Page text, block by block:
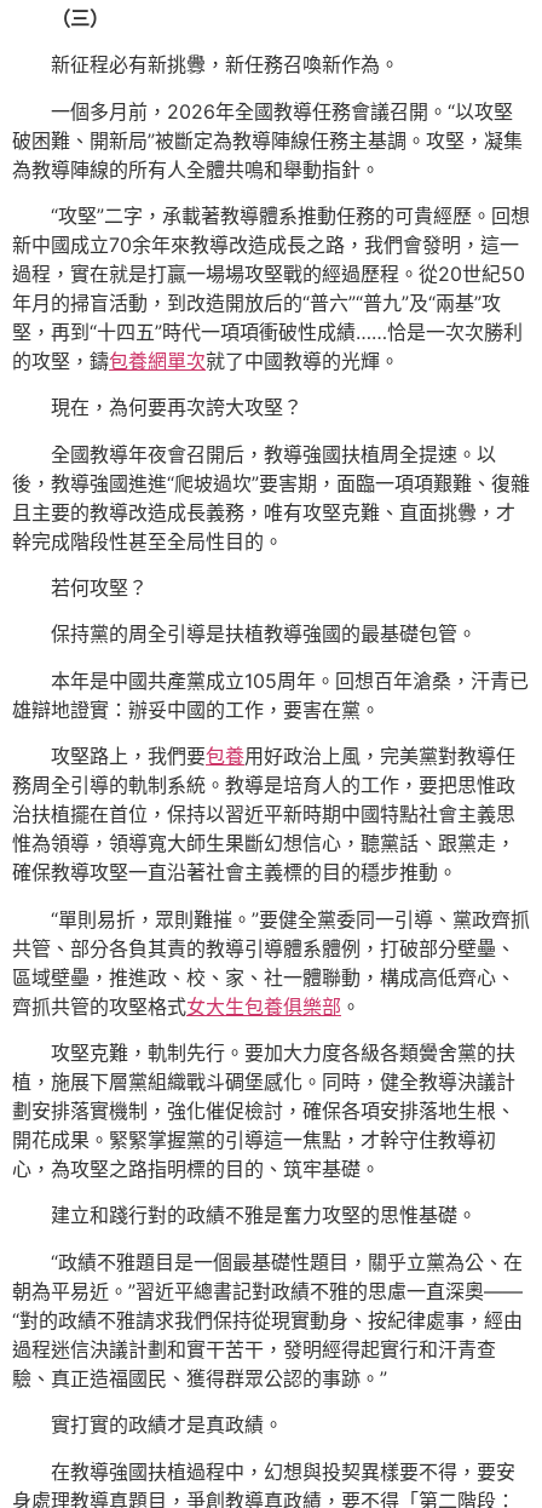
（三）
新征程必有新挑釁，新任務召喚新作為。
一個多月前，2026年全國教導任務會議召開。“以攻堅
破困難、開新局”被斷定為教導陣線任務主基調。攻堅，凝集
為教導陣線的所有人全體共鳴和舉動指針。
“攻堅”二字，承載著教導體系推動任務的可貴經歷。回想
新中國成立70余年來教導改造成長之路，我們會發明，這一
過程，實在就是打贏一場場攻堅戰的經過歷程。從20世紀50
年月的掃盲活動，到改造開放后的“普六”“普九”及“兩基”攻
堅，再到“十四五”時代一項項衝破性成績……恰是一次次勝利
的攻堅，鑄包養網單次就了中國教導的光輝。
現在，為何要再次誇大攻堅？
全國教導年夜會召開后，教導強國扶植周全提速。以
後，教導強國進進“爬坡過坎”要害期，面臨一項項艱難、復雜
且主要的教導改造成長義務，唯有攻堅克難、直面挑釁，才
幹完成階段性甚至全局性目的。
若何攻堅？
保持黨的周全引導是扶植教導強國的最基礎包管。
本年是中國共產黨成立105周年。回想百年滄桑，汗青已
雄辯地證實：辦妥中國的工作，要害在黨。
攻堅路上，我們要包養用好政治上風，完美黨對教導任
務周全引導的軌制系統。教導是培育人的工作，要把思惟政
治扶植擺在首位，保持以習近平新時期中國特點社會主義思
惟為領導，領導寬大師生果斷幻想信心，聽黨話、跟黨走，
確保教導攻堅一直沿著社會主義標的目的穩步推動。
“單則易折，眾則難摧。”要健全黨委同一引導、黨政齊抓
共管、部分各負其責的教導引導體系體例，打破部分壁壘、
區域壁壘，推進政、校、家、社一體聯動，構成高低齊心、
齊抓共管的攻堅格式女大生包養俱樂部 。
攻堅克難，軌制先行。要加大力度各級各類黌舍黨的扶
植，施展下層黨組織戰斗碉堡感化。同時，健全教導決議計
劃安排落實機制，強化催促檢討，確保各項安排落地生根、
開花成果。緊緊掌握黨的引導這一焦點，才幹守住教導初
心，為攻堅之路指明標的目的、筑牢基礎。
建立和踐行對的政績不雅是奮力攻堅的思惟基礎。
“政績不雅題目是一個最基礎性題目，關乎立黨為公、在
朝為平易近。”習近平總書記對政績不雅的思慮一直深奧——
“對的政績不雅請求我們保持從現實動身、按紀律處事，經由
過程迷信決議計劃和實干苦干，發明經得起實行和汗青查
驗、真正造福國民、獲得群眾公認的事跡。”
實打實的政績才是真政績。
在教導強國扶植過程中，幻想與投契異樣要不得，要安
身處理教導真題目，爭創教導真政績，要不得「第二階段：